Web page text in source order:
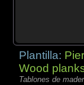
Plantilla:
Wood
Tablones de